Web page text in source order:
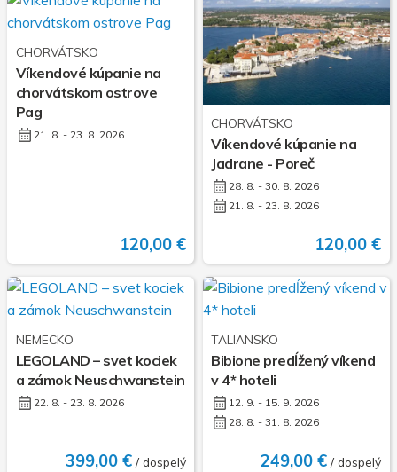
CHORVÁTSKO
Víkendové kúpanie na
chorvátskom ostrove
Pag
21. 8. - 23. 8. 2026
120,00 €
CHORVÁTSKO
Víkendové kúpanie na
Jadrane - Poreč
28. 8. - 30. 8. 2026
21. 8. - 23. 8. 2026
120,00 €
NEMECKO
LEGOLAND – svet kociek
a zámok Neuschwanstein
22. 8. - 23. 8. 2026
399,00 €/ dospelý
TALIANSKO
Bibione predĺžený víkend
v 4* hoteli
12. 9. - 15. 9. 2026
28. 8. - 31. 8. 2026
249,00 € / dospelý